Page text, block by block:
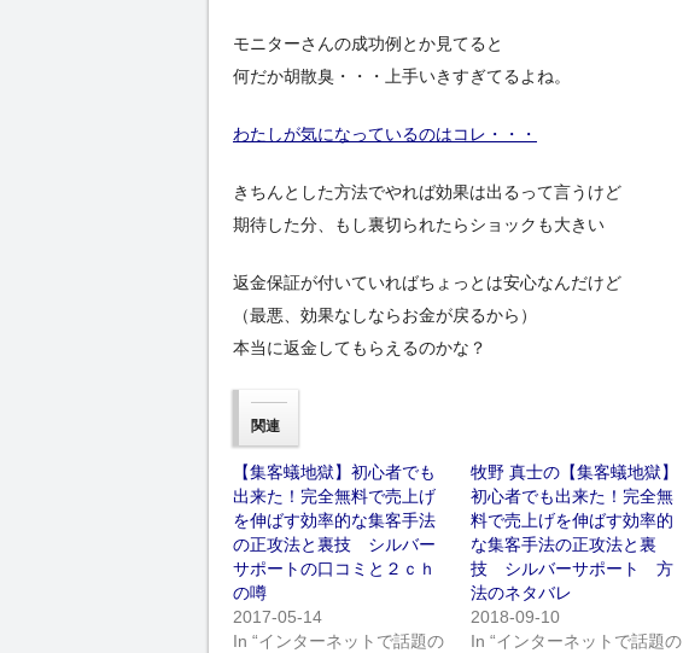
モニターさんの成功例とか見てると
何だか胡散臭・・・上手いきすぎてるよね。
わたしが気になっているのはコレ・・・
きちんとした方法でやれば効果は出るって言うけど
期待した分、もし裏切られたらショックも大きい
返金保証が付いていればちょっとは安心なんだけど
（最悪、効果なしならお金が戻るから）
本当に返金してもらえるのかな？
関連
【集客蟻地獄】初心者でも
出来た！完全無料で売上げ
を伸ばす効率的な集客手法
の正攻法と裏技 シルバー
サポートの口コミと２ｃｈ
の噂
2017-05-14
In “インターネットで話題の
牧野 真士の【集客蟻地獄】
初心者でも出来た！完全無
料で売上げを伸ばす効率的
な集客手法の正攻法と裏
技 シルバーサポート 方
法のネタバレ
2018-09-10
In “インターネットで話題の